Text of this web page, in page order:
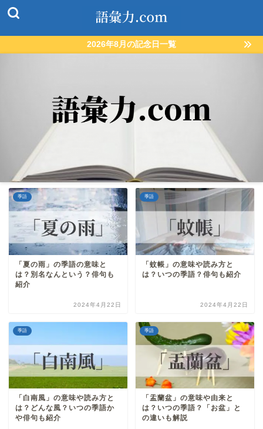
2026年8月の記念日一覧
季語
「夏の雨」の季語の意味と
は？別名なんという？俳句も
紹介
2024年4月22日
季語
「蚊帳」の意味や読み方と
は？いつの季語？俳句も紹介
2024年4月22日
季語
「白南風」の意味や読み方と
は？どんな風？いつの季語か
や俳句も紹介
季語
「盂蘭盆」の意味や由来と
は？いつの季語？「お盆」と
の違いも解説